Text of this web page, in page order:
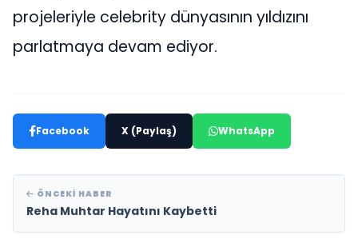
projeleriyle celebrity dünyasının yıldızını
parlatmaya devam ediyor.
Facebook X (Paylaş) WhatsApp
ÖNCEKI HABER
Reha Muhtar Hayatını Kaybetti